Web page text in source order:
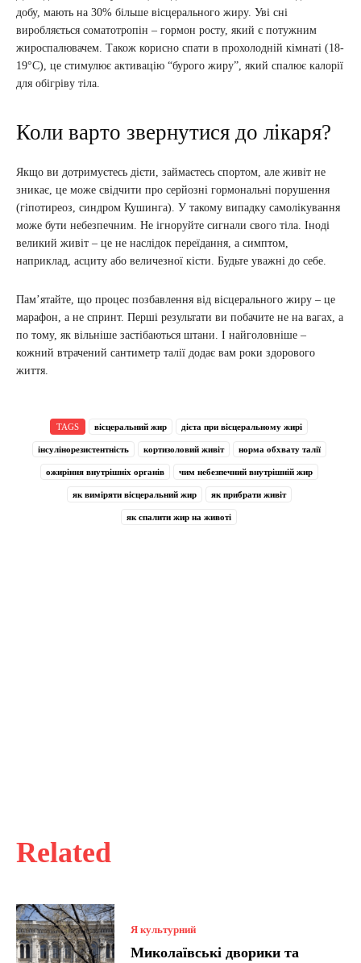
Related
Я культурний
Миколаївські дворики та
добу, мають на 30% більше вісцерального жиру. Уві сні
виробляється соматотропін – гормон росту, який є потужним
жироспалювачем. Також корисно спати в прохолодній кімнаті (18-
19°C), це стимулює активацію “бурого жиру”, який спалює калорії
для обігріву тіла.
Коли варто звернутися до лікаря?
Якщо ви дотримуєтесь дієти, займаєтесь спортом, але живіт не
зникає, це може свідчити про серйозні гормональні порушення
(гіпотиреоз, синдром Кушинга). У такому випадку самолікування
може бути небезпечним. Не ігноруйте сигнали свого тіла. Іноді
великий живіт – це не наслідок переїдання, а симптом,
наприклад, асциту або величезної кісти. Будьте уважні до себе.
Пам’ятайте, що процес позбавлення від вісцерального жиру – це
марафон, а не спринт. Перші результати ви побачите не на вагах, а
по тому, як вільніше застібаються штани. І найголовніше –
кожний втрачений сантиметр талії додає вам роки здорового
життя.
TAGS вісцеральний жир дієта при вісцеральному жирі
інсулінорезистентність кортизоловий живіт норма обхвату талії
ожиріння внутрішніх органів чим небезпечний внутрішній жир
як виміряти вісцеральний жир як прибрати живіт
як спалити жир на животі